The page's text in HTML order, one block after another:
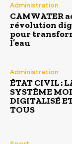
Administration
CAMWATER
révolution
pour
l’eau
Administration
ÉTAT CIVIL :
SYSTÈME
DIGITALISÉ
TOUS